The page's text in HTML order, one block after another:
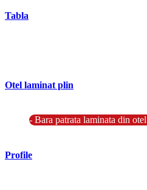
Tabla
Otel laminat plin
- Bara patrata laminata din otel
Profile